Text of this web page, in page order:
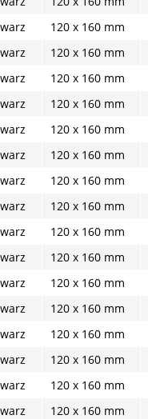
120 x 160 mm
120 x 160 mm
120 x 160 mm
120 x 160 mm
120 x 160 mm
120 x 160 mm
120 x 160 mm
120 x 160 mm
120 x 160 mm
120 x 160 mm
120 x 160 mm
120 x 160 mm
120 x 160 mm
120 x 160 mm
120 x 160 mm
120 x 160 mm